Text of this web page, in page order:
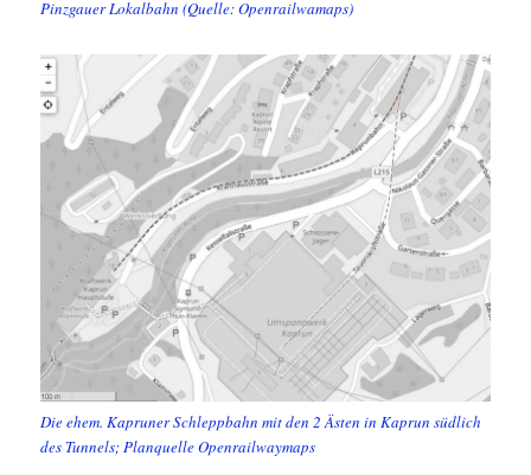
Pinzgauer Lokalbahn (Quelle: Openrailwamaps)
Die ehem. Kapruner Schleppbahn mit den 2 Ästen in Kaprun südlich
des Tunnels; Planquelle Openrailwaymaps